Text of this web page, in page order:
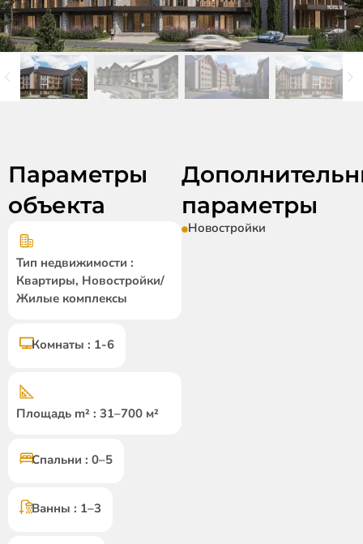
Параметры
объекта
Тип недвижимости :
Квартиры, Новостройки/
Жилые комплексы
Комнаты : 1-6
Площадь m² : 31–700 м²
Спальни : 0–5
Ванны : 1–3
параметры
Новостройки